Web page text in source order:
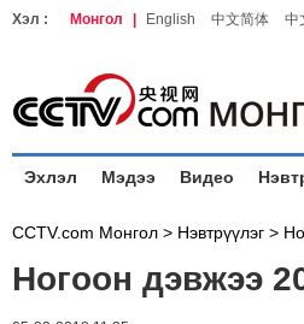
Хэл : Монгол English 中文简体 中
Эхлэл Мэдээ Видео
CCTV.com Монгол > Нэвтрүүлэг >
Ногоон дэвжээ